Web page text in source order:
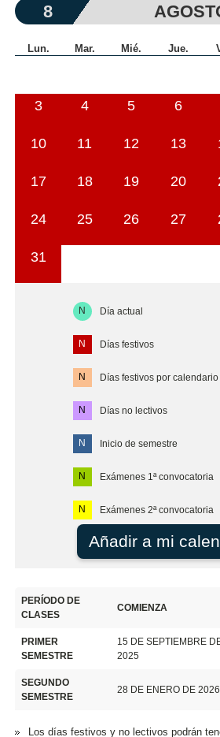
8
Lun. Mar. Mié. Jue.
3 4 5 6
10 11 12 13
17 18 19 20
24 25 26 27
31
N Día actual
N Días festivos
N Días festivos por
N Días no lectivos
N Inicio de semestre
N Exámenes 1ª convocatoria
N Exámenes 2ª convocatoria
Añadir a mi
PERÍODO DE
CLASES
COMIENZA
PRIMER
SEMESTRE
15 DE SEPTIEMBRE
2025
SEGUNDO
SEMESTRE
28 DE ENERO DE 2026
Los días festivos y no lectivos podrán